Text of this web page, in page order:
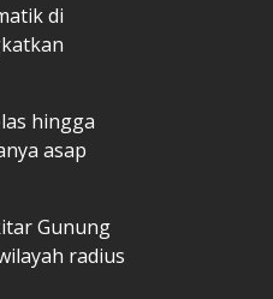
di
hingga
asap
Gunung
radius